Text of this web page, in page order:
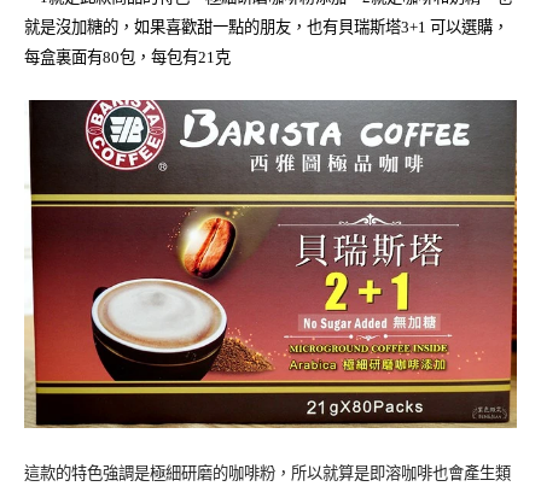
就是沒加糖的，如果喜歡甜一點的朋友，也有貝瑞斯塔3+1 可以選購，
每盒裏面有80包，每包有21克
這款的特色強調是極細研磨的咖啡粉，所以就算是即溶咖啡也會產生類